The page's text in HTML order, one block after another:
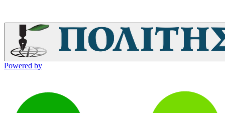
Powered by